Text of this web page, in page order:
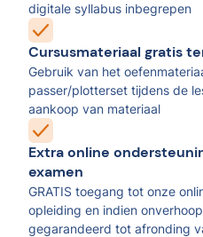
digitale syllabus inbegrepen
Cursusmateriaal gratis
Gebruik van het
passer/plotterset tijdens de
aankoop van materiaal
Extra online
examen
GRATIS toegang tot onze
opleiding en indien
gegarandeerd tot afronding